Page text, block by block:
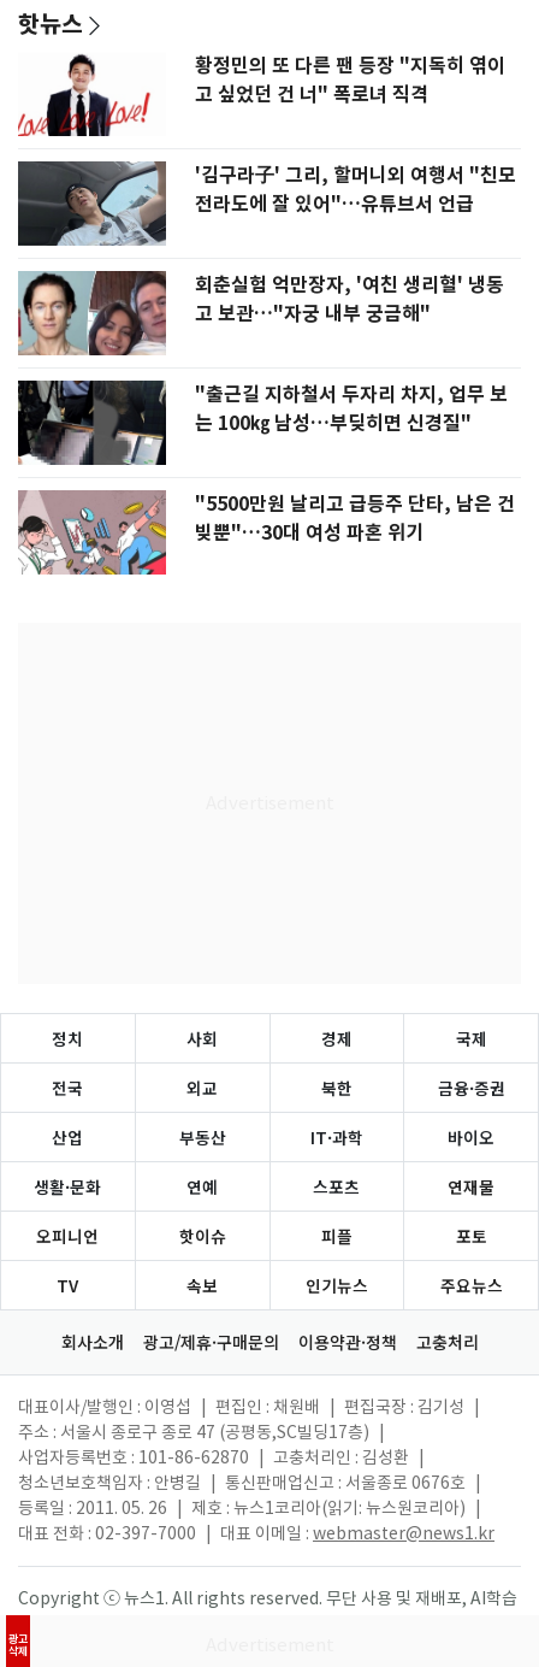
핫뉴스
황정민의 또 다른 팬 등장 "지독히 엮이
고 싶었던 건 너" 폭로녀 직격
'김구라子' 그리, 할머니외 여행서 "친모
전라도에 잘 있어"…유튜브서 언급
회춘실험 억만장자, '여친 생리혈' 냉동
고 보관…"자궁 내부 궁금해"
"출근길 지하철서 두자리 차지, 업무 보
는 100㎏ 남성…부딪히면 신경질"
"5500만원 날리고 급등주 단타, 남은 건
빚뿐"…30대 여성 파혼 위기
광고
삭제
정치 사회 경제 국제
전국 외교 북한 금융·증권
산업 부동산 IT·과학 바이오
생활·문화 연예 스포츠 연재물
오피니언 핫이슈 피플 포토
TV 속보 인기뉴스 주요뉴스
회사소개 광고/제휴·구매문의 이용약관·정책 고충처리
대표이사/발행인 : 이영섭 편집인 : 채원배 편집국장 : 김기성
주소 : 서울시 종로구 종로 47 (공평동,SC빌딩17층)
사업자등록번호 : 101-86-62870
고충처리인 : 김성환
청소년보호책임자 : 안병길
통신판매업신고 : 서울종로 0676호
등록일 : 2011. 05. 26
제호 : 뉴스1코리아(읽기: 뉴스원코리아)
대표 전화 : 02-397-7000
대표 이메일 : webmaster@news1.kr
Copyright ⓒ 뉴스1. All rights reserved. 무단 사용 및 재배포, AI학습